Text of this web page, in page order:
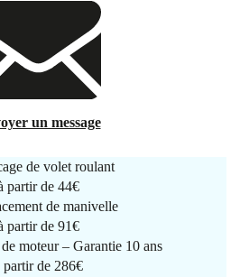
un message
de volet roulant
partir de 44€
de manivelle
partir de 91€
moteur – Garantie 10 ans
partir de 286€